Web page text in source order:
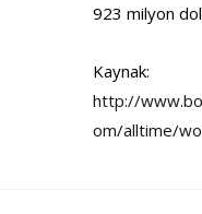
923 milyon
Kaynak:
http://
om/alltime/